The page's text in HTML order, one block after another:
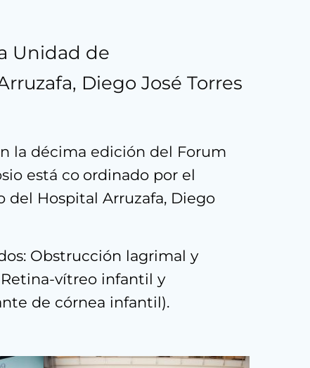
Unidad de
Diego José Torres
la décima edición del Forum
está co ordinado por el
Hospital Arruzafa, Diego
Obstrucción lagrimal y
vítreo infantil y
de córnea infantil).